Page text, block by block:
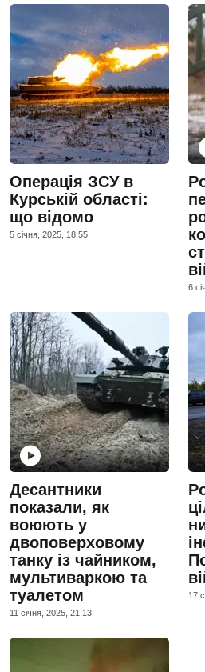
Операція ЗСУ в
Курській області:
що відомо
5 сiчня, 2025, 18:55
6
Десантники
показали, як
воюють у
двоповерховому
танку із чайником,
мультиваркою та
туалетом
11 сiчня, 2025, 21:13
17